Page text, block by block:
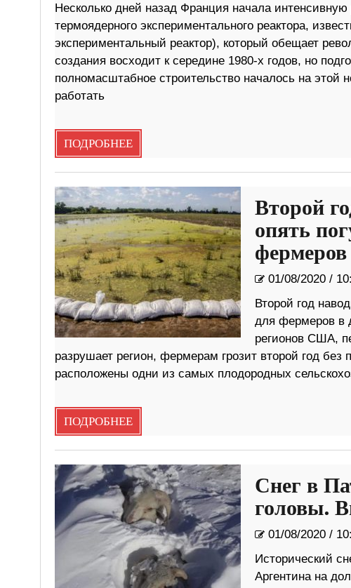
Несколько дней назад Франция начала
термоядерного экспериментального реактора,
экспериментальный реактор), который обещает
создания восходит к середине 1980-х годов, но
полномасштабное строительство началось на этой
работать
ПОДРОБНЕЕ
Второй
опять
фермеров
01/08/2020/
Второй год
для фермеров в
регионов США,
разрушает регион, фермерам грозит второй год
расположены одни из самых плодородных
ПОДРОБНЕЕ
Снег в
головы.
01/08/2020/
Исторический
Аргентина на